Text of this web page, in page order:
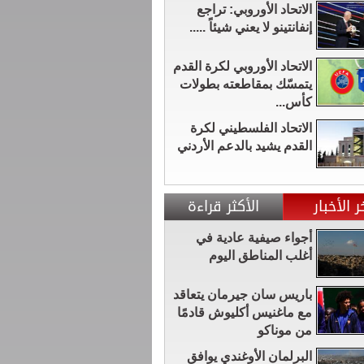
الاتحاد الأوروبي: تراجع
إنفانتينو لا يعني شيئاً .....
الاتحاد الأوروبي لكرة القدم
يتمسّك بمقاطعته بطولات
كأس...
الاتحاد الفلسطيني لكرة
القدم يشيد بالدعم الأردني
الأخبار الأكثر قراءة
أجواء صيفية عادية في
أغلب المناطق اليوم
باريس سان جيرمان يتعاقد
مع ماغنيس أكليوش قادمًا
من موناكو
البرلمان الأوغندي يوافق